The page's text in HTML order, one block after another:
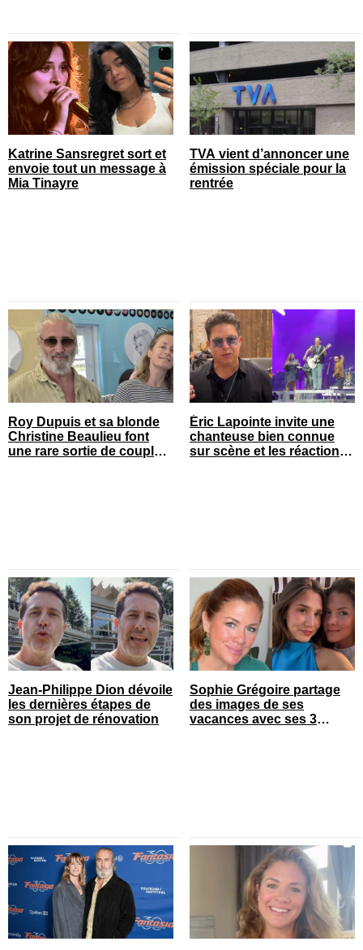
Katrine Sansregret sort et
envoie tout un message à
Mia Tinayre
TVA vient d’annoncer une
émission spéciale pour la
rentrée
Roy Dupuis et sa blonde
Christine Beaulieu font
une rare sortie de couple
Éric Lapointe invite une
chanteuse bien connue
sur scène et les réactions
Jean-Philippe Dion dévoile
les dernières étapes de
son projet de rénovation
Sophie Grégoire partage
des images de ses
vacances avec ses 3